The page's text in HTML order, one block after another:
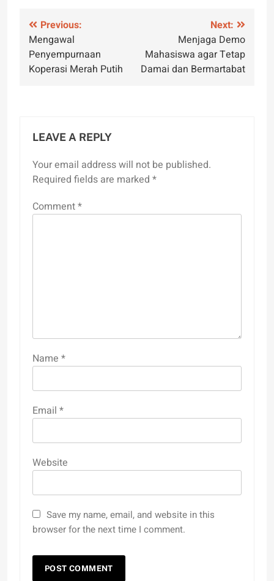
Post
navigation
Previous:
Mengawal
Penyempurnaan
Koperasi Merah Putih
Next:
Menjaga Demo
Mahasiswa agar Tetap
Damai dan Bermartabat
LEAVE A REPLY
Your email address will not be published.
Required fields are marked *
Comment*
Name *
Email *
Website
Save my name, email, and website in this
browser for the next time I comment.